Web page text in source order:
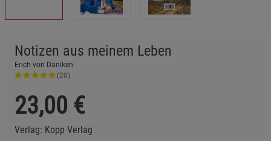
Notizen aus meinem Leben
Erich von Däniken
(20)
23,00 €
Verlag: Kopp Verlag